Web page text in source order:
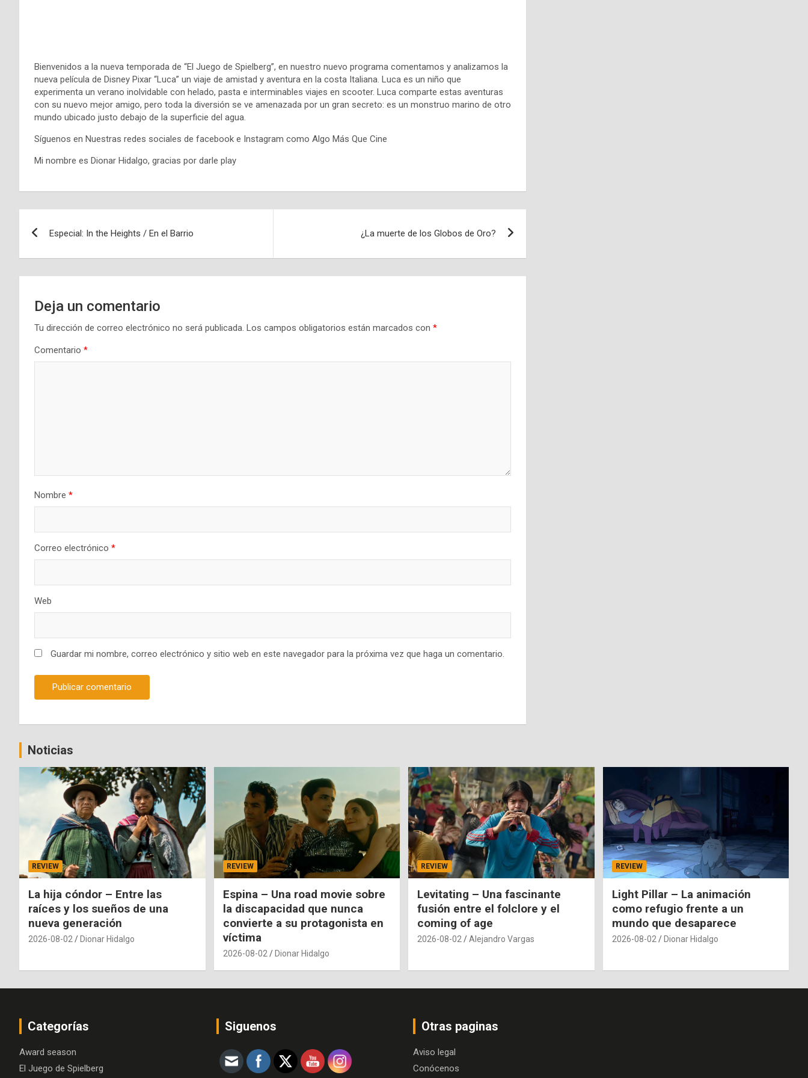
Bienvenidos a la nueva temporada de “El Juego de Spielberg”, en nuestro nuevo programa comentamos y analizamos la
nueva película de Disney Pixar “Luca” un viaje de amistad y aventura en la costa Italiana. Luca es un niño que
experimenta un verano inolvidable con helado, pasta e interminables viajes en scooter. Luca comparte estas aventuras
con su nuevo mejor amigo, pero toda la diversión se ve amenazada por un gran secreto: es un monstruo marino de otro
mundo ubicado justo debajo de la superficie del agua.
Síguenos en Nuestras redes sociales de facebook e Instagram como Algo Más Que Cine
Mi nombre es Dionar Hidalgo, gracias por darle play
Especial: In the Heights / En el Barrio ¿La muerte de los Globos de Oro?
Deja un comentario
Tu dirección de correo electrónico no será publicada. Los campos obligatorios están marcados con *
Comentario *
Nombre *
Correo electrónico *
Web
Guardar mi nombre, correo electrónico y sitio web en este navegador para la próxima vez que haga un comentario.
Noticias
REVIEW
La hija cóndor – Entre las
raíces y los sueños de una
nueva generación
2026-08-02 Dionar Hidalgo
REVIEW
Espina – Una road movie sobre
la discapacidad que nunca
convierte a su protagonista en
víctima
2026-08-02 Dionar Hidalgo
REVIEW
Levitating – Una fascinante
fusión entre el folclore y el
coming of age
2026-08-02 Alejandro Vargas
REVIEW
Light Pillar – La animación
como refugio frente a un
mundo que desaparece
2026-08-02 Dionar Hidalgo
Categorías
Award season
El Juego de Spielberg
Siguenos Otras paginas
Aviso legal
Conócenos